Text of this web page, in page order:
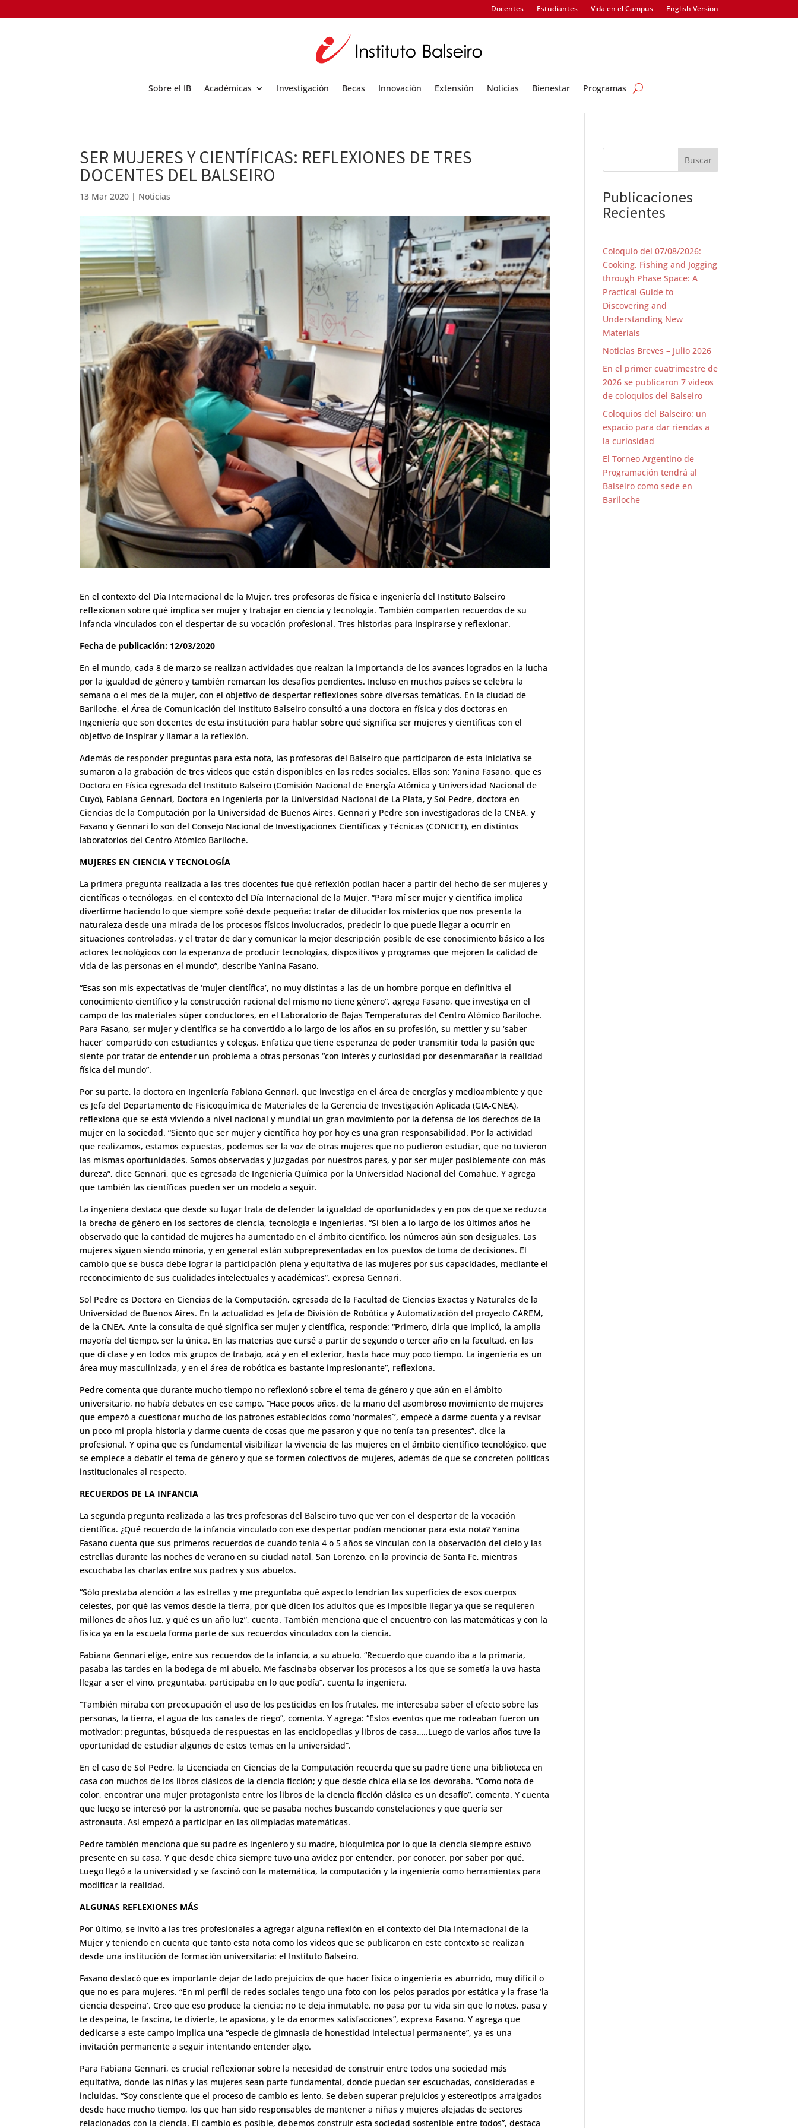
Docentes Estudiantes Vida en el Campus English Version
Sobre el IB Académicas Investigación Becas Innovación Extensión Noticias Bienestar Programas
SER MUJERES Y CIENTÍFICAS: REFLEXIONES DE TRES
DOCENTES DEL BALSEIRO
13 Mar 2020 | Noticias
En el contexto del Día Internacional de la Mujer, tres profesoras de física e ingeniería del Instituto Balseiro
reflexionan sobre qué implica ser mujer y trabajar en ciencia y tecnología. También comparten recuerdos de su
infancia vinculados con el despertar de su vocación profesional. Tres historias para inspirarse y reflexionar.
Fecha de publicación: 12/03/2020
En el mundo, cada 8 de marzo se realizan actividades que realzan la importancia de los avances logrados en la lucha
por la igualdad de género y también remarcan los desafíos pendientes. Incluso en muchos países se celebra la
semana o el mes de la mujer, con el objetivo de despertar reflexiones sobre diversas temáticas. En la ciudad de
Bariloche, el Área de Comunicación del Instituto Balseiro consultó a una doctora en física y dos doctoras en
Ingeniería que son docentes de esta institución para hablar sobre qué significa ser mujeres y científicas con el
objetivo de inspirar y llamar a la reflexión.
Además de responder preguntas para esta nota, las profesoras del Balseiro que participaron de esta iniciativa se
sumaron a la grabación de tres videos que están disponibles en las redes sociales. Ellas son: Yanina Fasano, que es
Doctora en Física egresada del Instituto Balseiro (Comisión Nacional de Energía Atómica y Universidad Nacional de
Cuyo), Fabiana Gennari, Doctora en Ingeniería por la Universidad Nacional de La Plata, y Sol Pedre, doctora en
Ciencias de la Computación por la Universidad de Buenos Aires. Gennari y Pedre son investigadoras de la CNEA, y
Fasano y Gennari lo son del Consejo Nacional de Investigaciones Científicas y Técnicas (CONICET), en distintos
laboratorios del Centro Atómico Bariloche.
MUJERES EN CIENCIA Y TECNOLOGÍA
La primera pregunta realizada a las tres docentes fue qué reflexión podían hacer a partir del hecho de ser mujeres y
científicas o tecnólogas, en el contexto del Día Internacional de la Mujer. “Para mí ser mujer y científica implica
divertirme haciendo lo que siempre soñé desde pequeña: tratar de dilucidar los misterios que nos presenta la
naturaleza desde una mirada de los procesos físicos involucrados, predecir lo que puede llegar a ocurrir en
situaciones controladas, y el tratar de dar y comunicar la mejor descripción posible de ese conocimiento básico a los
actores tecnológicos con la esperanza de producir tecnologías, dispositivos y programas que mejoren la calidad de
vida de las personas en el mundo”, describe Yanina Fasano.
“Esas son mis expectativas de ‘mujer científica’, no muy distintas a las de un hombre porque en definitiva el
conocimiento científico y la construcción racional del mismo no tiene género”, agrega Fasano, que investiga en el
campo de los materiales súper conductores, en el Laboratorio de Bajas Temperaturas del Centro Atómico Bariloche.
Para Fasano, ser mujer y científica se ha convertido a lo largo de los años en su profesión, su mettier y su ‘saber
hacer’ compartido con estudiantes y colegas. Enfatiza que tiene esperanza de poder transmitir toda la pasión que
siente por tratar de entender un problema a otras personas “con interés y curiosidad por desenmarañar la realidad
física del mundo”.
Por su parte, la doctora en Ingeniería Fabiana Gennari, que investiga en el área de energías y medioambiente y que
es Jefa del Departamento de Fisicoquímica de Materiales de la Gerencia de Investigación Aplicada (GIA-CNEA),
reflexiona que se está viviendo a nivel nacional y mundial un gran movimiento por la defensa de los derechos de la
mujer en la sociedad. “Siento que ser mujer y científica hoy por hoy es una gran responsabilidad. Por la actividad
que realizamos, estamos expuestas, podemos ser la voz de otras mujeres que no pudieron estudiar, que no tuvieron
las mismas oportunidades. Somos observadas y juzgadas por nuestros pares, y por ser mujer posiblemente con más
dureza”, dice Gennari, que es egresada de Ingeniería Química por la Universidad Nacional del Comahue. Y agrega
que también las científicas pueden ser un modelo a seguir.
La ingeniera destaca que desde su lugar trata de defender la igualdad de oportunidades y en pos de que se reduzca
la brecha de género en los sectores de ciencia, tecnología e ingenierías. “Si bien a lo largo de los últimos años he
observado que la cantidad de mujeres ha aumentado en el ámbito científico, los números aún son desiguales. Las
mujeres siguen siendo minoría, y en general están subprepresentadas en los puestos de toma de decisiones. El
cambio que se busca debe lograr la participación plena y equitativa de las mujeres por sus capacidades, mediante el
reconocimiento de sus cualidades intelectuales y académicas”, expresa Gennari.
Sol Pedre es Doctora en Ciencias de la Computación, egresada de la Facultad de Ciencias Exactas y Naturales de la
Universidad de Buenos Aires. En la actualidad es Jefa de División de Robótica y Automatización del proyecto CAREM,
de la CNEA. Ante la consulta de qué significa ser mujer y científica, responde: “Primero, diría que implicó, la amplia
mayoría del tiempo, ser la única. En las materias que cursé a partir de segundo o tercer año en la facultad, en las
que di clase y en todos mis grupos de trabajo, acá y en el exterior, hasta hace muy poco tiempo. La ingeniería es un
área muy masculinizada, y en el área de robótica es bastante impresionante”, reflexiona.
Pedre comenta que durante mucho tiempo no reflexionó sobre el tema de género y que aún en el ámbito
universitario, no había debates en ese campo. “Hace pocos años, de la mano del asombroso movimiento de mujeres
que empezó a cuestionar mucho de los patrones establecidos como ‘normales`’, empecé a darme cuenta y a revisar
un poco mi propia historia y darme cuenta de cosas que me pasaron y que no tenía tan presentes”, dice la
profesional. Y opina que es fundamental visibilizar la vivencia de las mujeres en el ámbito científico tecnológico, que
se empiece a debatir el tema de género y que se formen colectivos de mujeres, además de que se concreten políticas
institucionales al respecto.
RECUERDOS DE LA INFANCIA
La segunda pregunta realizada a las tres profesoras del Balseiro tuvo que ver con el despertar de la vocación
científica. ¿Qué recuerdo de la infancia vinculado con ese despertar podían mencionar para esta nota? Yanina
Fasano cuenta que sus primeros recuerdos de cuando tenía 4 o 5 años se vinculan con la observación del cielo y las
estrellas durante las noches de verano en su ciudad natal, San Lorenzo, en la provincia de Santa Fe, mientras
escuchaba las charlas entre sus padres y sus abuelos.
“Sólo prestaba atención a las estrellas y me preguntaba qué aspecto tendrían las superficies de esos cuerpos
celestes, por qué las vemos desde la tierra, por qué dicen los adultos que es imposible llegar ya que se requieren
millones de años luz, y qué es un año luz”, cuenta. También menciona que el encuentro con las matemáticas y con la
física ya en la escuela forma parte de sus recuerdos vinculados con la ciencia.
Fabiana Gennari elige, entre sus recuerdos de la infancia, a su abuelo. “Recuerdo que cuando iba a la primaria,
pasaba las tardes en la bodega de mi abuelo. Me fascinaba observar los procesos a los que se sometía la uva hasta
llegar a ser el vino, preguntaba, participaba en lo que podía”, cuenta la ingeniera.
“También miraba con preocupación el uso de los pesticidas en los frutales, me interesaba saber el efecto sobre las
personas, la tierra, el agua de los canales de riego”, comenta. Y agrega: “Estos eventos que me rodeaban fueron un
motivador: preguntas, búsqueda de respuestas en las enciclopedias y libros de casa…..Luego de varios años tuve la
oportunidad de estudiar algunos de estos temas en la universidad”.
En el caso de Sol Pedre, la Licenciada en Ciencias de la Computación recuerda que su padre tiene una biblioteca en
casa con muchos de los libros clásicos de la ciencia ficción; y que desde chica ella se los devoraba. “Como nota de
color, encontrar una mujer protagonista entre los libros de la ciencia ficción clásica es un desafío”, comenta. Y cuenta
que luego se interesó por la astronomía, que se pasaba noches buscando constelaciones y que quería ser
astronauta. Así empezó a participar en las olimpiadas matemáticas.
Pedre también menciona que su padre es ingeniero y su madre, bioquímica por lo que la ciencia siempre estuvo
presente en su casa. Y que desde chica siempre tuvo una avidez por entender, por conocer, por saber por qué.
Luego llegó a la universidad y se fascinó con la matemática, la computación y la ingeniería como herramientas para
modificar la realidad.
ALGUNAS REFLEXIONES MÁS
Por último, se invitó a las tres profesionales a agregar alguna reflexión en el contexto del Día Internacional de la
Mujer y teniendo en cuenta que tanto esta nota como los videos que se publicaron en este contexto se realizan
desde una institución de formación universitaria: el Instituto Balseiro.
Fasano destacó que es importante dejar de lado prejuicios de que hacer física o ingeniería es aburrido, muy difícil o
que no es para mujeres. “En mi perfil de redes sociales tengo una foto con los pelos parados por estática y la frase ‘la
ciencia despeina’. Creo que eso produce la ciencia: no te deja inmutable, no pasa por tu vida sin que lo notes, pasa y
te despeina, te fascina, te divierte, te apasiona, y te da enormes satisfacciones”, expresa Fasano. Y agrega que
dedicarse a este campo implica una “especie de gimnasia de honestidad intelectual permanente”, ya es una
invitación permanente a seguir intentando entender algo.
Para Fabiana Gennari, es crucial reflexionar sobre la necesidad de construir entre todos una sociedad más
equitativa, donde las niñas y las mujeres sean parte fundamental, donde puedan ser escuchadas, consideradas e
incluidas. “Soy consciente que el proceso de cambio es lento. Se deben superar prejuicios y estereotipos arraigados
desde hace mucho tiempo, los que han sido responsables de mantener a niñas y mujeres alejadas de sectores
relacionados con la ciencia. El cambio es posible, debemos construir esta sociedad sostenible entre todos”, destaca
Buscar
Publicaciones
Recientes
Coloquio del 07/08/2026:
Cooking, Fishing and Jogging
through Phase Space: A
Practical Guide to
Discovering and
Understanding New
Materials
Noticias Breves – Julio 2026
En el primer cuatrimestre de
2026 se publicaron 7 videos
de coloquios del Balseiro
Coloquios del Balseiro: un
espacio para dar riendas a
la curiosidad
El Torneo Argentino de
Programación tendrá al
Balseiro como sede en
Bariloche